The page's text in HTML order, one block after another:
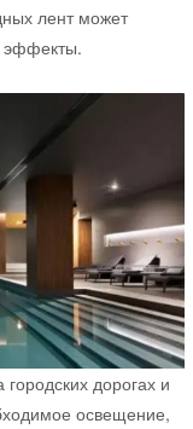
лент может
эффекты.
дорогах и
освещение,